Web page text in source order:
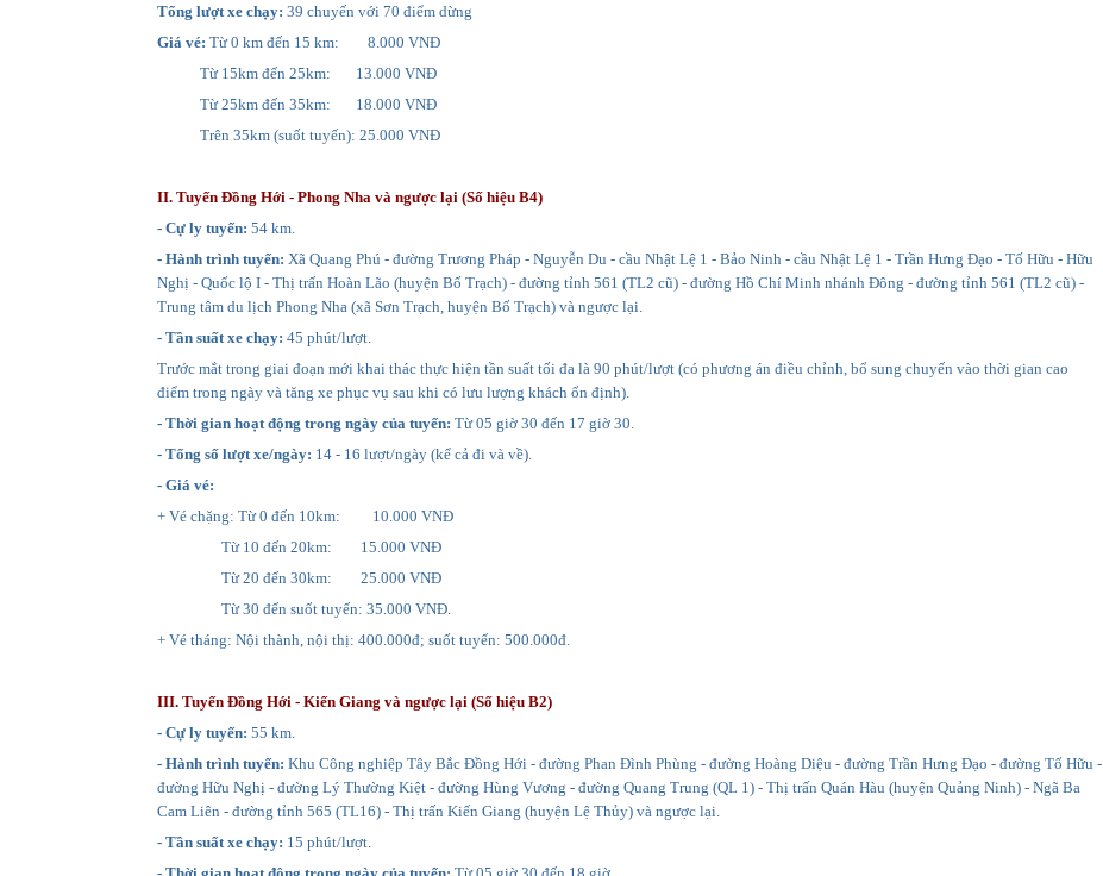
Tổng lượt xe chạy: 39 chuyến với 70 điểm dừng
Giá vé: Từ 0 km đến 15 km: 8.000 VNĐ
Từ 15km đến 25km: 13.000 VNĐ
Từ 25km đến 35km: 18.000 VNĐ
Trên 35km (suốt tuyến): 25.000 VNĐ
II. Tuyến Đồng Hới - Phong Nha và ngược lại (Số hiệu B4)
- Cự ly tuyến: 54 km.
- Hành trình tuyến: Xã Quang Phú - đường Trương Pháp - Nguyễn Du - cầu Nhật Lệ 1 - Bảo Ninh - cầu Nhật Lệ 1 - Trần Hưng Đạo - Tố Hữu - Hữu
Nghị - Quốc lộ I - Thị trấn Hoàn Lão (huyện Bố Trạch) - đường tỉnh 561 (TL2 cũ) - đường Hồ Chí Minh nhánh Đông - đường tỉnh 561 (TL2 cũ) -
Trung tâm du lịch Phong Nha (xã Sơn Trạch, huyện Bố Trạch) và ngược lại.
- Tần suất xe chạy: 45 phút/lượt.
Trước mắt trong giai đoạn mới khai thác thực hiện tần suất tối đa là 90 phút/lượt (có phương án điều chỉnh, bổ sung chuyến vào thời gian cao
điểm trong ngày và tăng xe phục vụ sau khi có lưu lượng khách ổn định).
- Thời gian hoạt động trong ngày của tuyến: Từ 05 giờ 30 đến 17 giờ 30.
- Tổng số lượt xe/ngày: 14 - 16 lượt/ngày (kể cả đi và về).
- Giá vé:
+ Vé chặng: Từ 0 đến 10km: 10.000 VNĐ
Từ 10 đến 20km: 15.000 VNĐ
Từ 20 đến 30km: 25.000 VNĐ
Từ 30 đến suốt tuyến: 35.000 VNĐ.
+ Vé tháng: Nội thành, nội thị: 400.000đ; suốt tuyến: 500.000đ.
III. Tuyến Đồng Hới - Kiến Giang và ngược lại (Số hiệu B2)
- Cự ly tuyến: 55 km.
- Hành trình tuyến: Khu Công nghiệp Tây Bắc Đồng Hới - đường Phan Đình Phùng - đường Hoàng Diệu - đường Trần Hưng Đạo - đường Tố Hữu -
đường Hữu Nghị - đường Lý Thường Kiệt - đường Hùng Vương - đường Quang Trung (QL 1) - Thị trấn Quán Hàu (huyện Quảng Ninh) - Ngã Ba
Cam Liên - đường tỉnh 565 (TL16) - Thị trấn Kiến Giang (huyện Lệ Thủy) và ngược lại.
- Tần suất xe chạy: 15 phút/lượt.